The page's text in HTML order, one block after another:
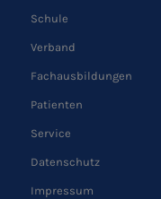
Schule
Verband
Fachausbildungen
Patienten
Service
Datenschutz
Impressum